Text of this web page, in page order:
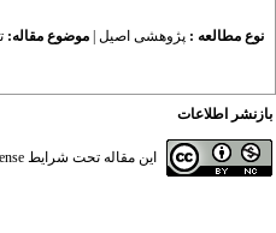
نوع مطالعه : پژوهشی اصيل موضوع مقاله:
بازنشر اطلاعات
این مقاله تحت شرایط